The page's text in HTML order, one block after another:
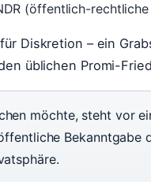
(öffentlich-
Diskretion – ein
üblichen Promi-
möchte, steht vor
Bekanntgabe